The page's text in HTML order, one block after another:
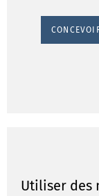
Utiliser des